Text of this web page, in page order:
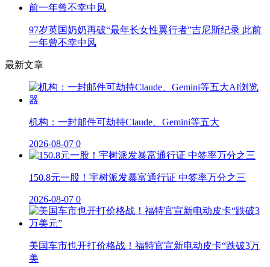
97岁英国奶奶再破“最年长女性翼行者”吉尼斯纪录 此前
一年曾不幸中风
最新文章
机构：一封邮件可劫持Claude、Gemini等五大
2026-08-07 0
150.8元一股！宇树派发暴富通行证 中签率万分之三
2026-08-07 0
美国车市也开打价格战！福特官宣新电动皮卡“跌破3万
美